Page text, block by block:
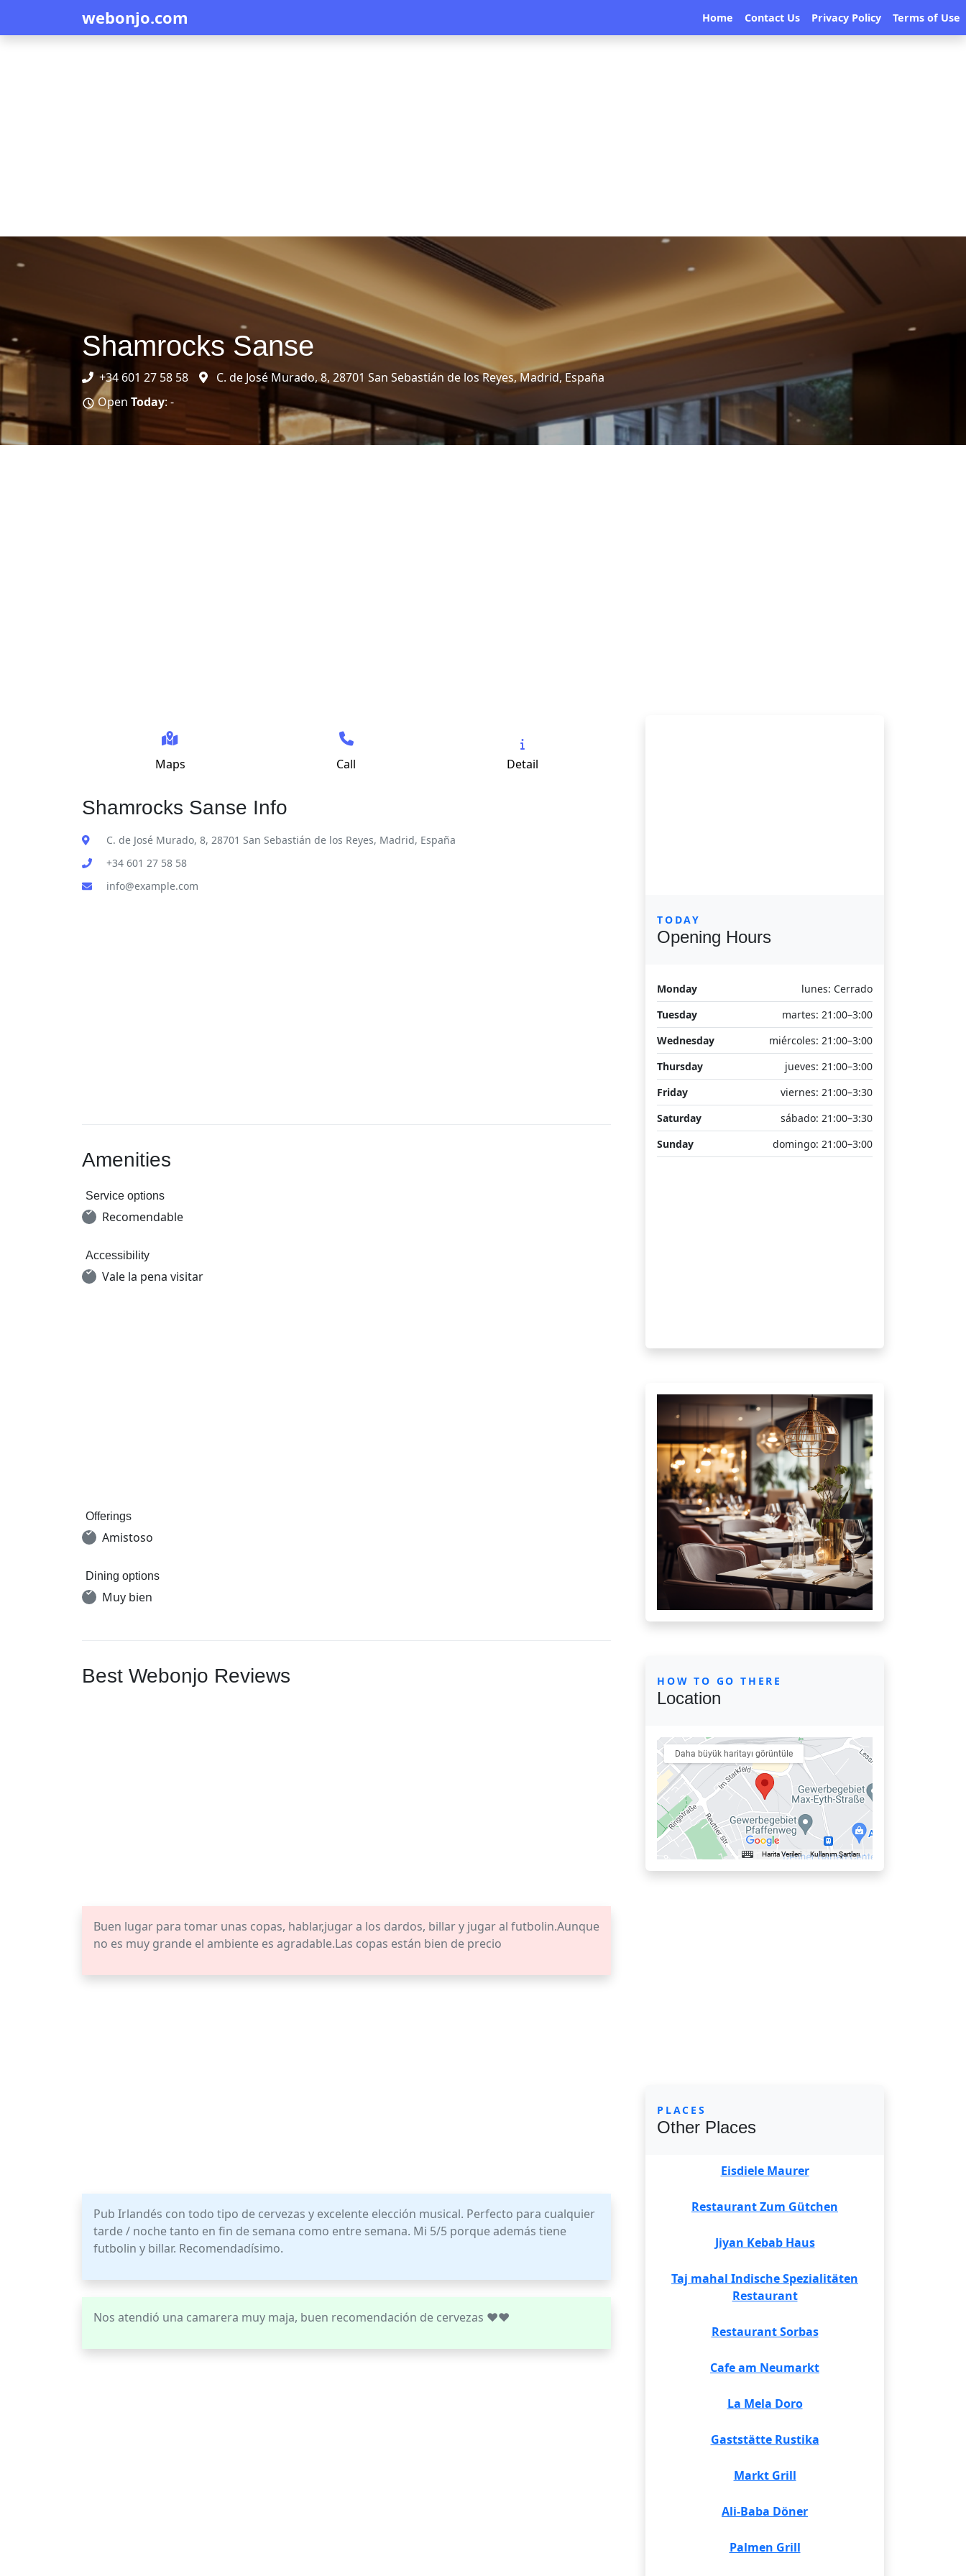
webonjo.com Home Contact Us Privacy Policy Terms of Use
Shamrocks Sanse
+34 601 27 58 58
C. de José Murado, 8, 28701 San Sebastián de los Reyes, Madrid, España
Open Today: -
Maps Call Detail
Shamrocks Sanse Info
C. de José Murado, 8, 28701 San Sebastián de los Reyes, Madrid, España
+34 601 27 58 58
info@example.com
Amenities
Service options
Recomendable
Accessibility
Vale la pena visitar
Offerings
Amistoso
Dining options
Muy bien
Best Webonjo Reviews
Buen lugar para tomar unas copas, hablar,jugar a los dardos, billar y jugar al futbolin.Aunque
no es muy grande el ambiente es agradable.Las copas están bien de precio
Pub Irlandés con todo tipo de cervezas y excelente elección musical. Perfecto para cualquier
tarde / noche tanto en fin de semana como entre semana. Mi 5/5 porque además tiene
futbolin y billar. Recomendadísimo.
Nos atendió una camarera muy maja, buen recomendación de cervezas ❤️❤️
TODAY
Opening Hours
Monday
lunes: Cerrado
Tuesday
martes: 21:00–3:00
Wednesday
miércoles: 21:00–3:00
Thursday
jueves: 21:00–3:00
Friday
viernes: 21:00–3:30
Saturday
sábado: 21:00–3:30
Sunday
domingo: 21:00–3:00
HOW TO GO THERE
Location
PLACES
Other Places
Eisdiele Maurer
Restaurant Zum Gütchen
Jiyan Kebab Haus
Taj mahal Indische Spezialitäten
Restaurant
Restaurant Sorbas
Cafe am Neumarkt
La Mela Doro
Gaststätte Rustika
Markt Grill
Ali-Baba Döner
Palmen Grill